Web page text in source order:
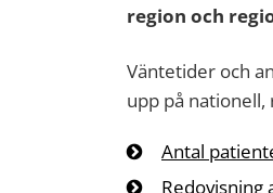
region och
Väntetider och
upp på nationell,
Antal
Redovisning